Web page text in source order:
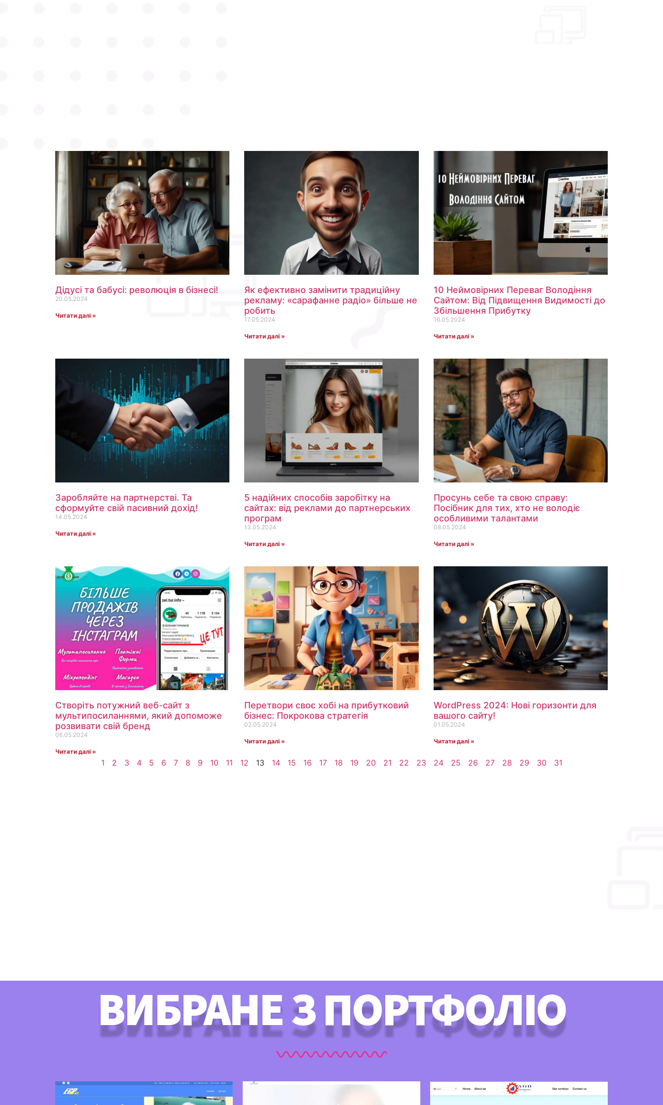
Дідусі та бабусі: революція в бізнесі!
20.05.2024
Читати далі »
Як ефективно замінити традиційну
рекламу: «сарафанне радіо» більше не
робить
17.05.2024
Читати далі »
10 Неймовірних Переваг Володіння
Сайтом: Від Підвищення Видимості до
Збільшення Прибутку
16.05.2024
Читати далі »
Заробляйте на партнерстві. Та
сформуйте свій пасивний дохід!
14.05.2024
Читати далі »
5 надійних способів заробітку на
сайтах: від реклами до партнерських
програм
13.05.2024
Читати далі »
Просунь себе та свою справу:
Посібник для тих, хто не володіє
особливими талантами
08.05.2024
Читати далі »
Створіть потужний веб-сайт з
мультипосиланнями, який допоможе
розвивати свій бренд
06.05.2024
Читати далі »
Перетвори своє хобі на прибутковий
бізнес: Покрокова стратегія
02.05.2024
Читати далі »
WordPress 2024: Нові горизонти для
вашого сайту!
01.05.2024
Читати далі »
1 2 3 4 5 6 7 8 9 10 11 12 13 14 15 16 17 18 19 20 21 22 23 24 25 26 27 28 29 30 31
ВИБРАНЕ З ПОРТФОЛІО